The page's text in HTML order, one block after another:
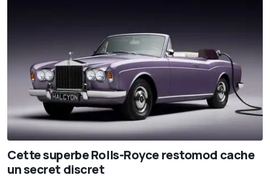
Cette superbe Rolls-Royce restomod cache
un secret discret